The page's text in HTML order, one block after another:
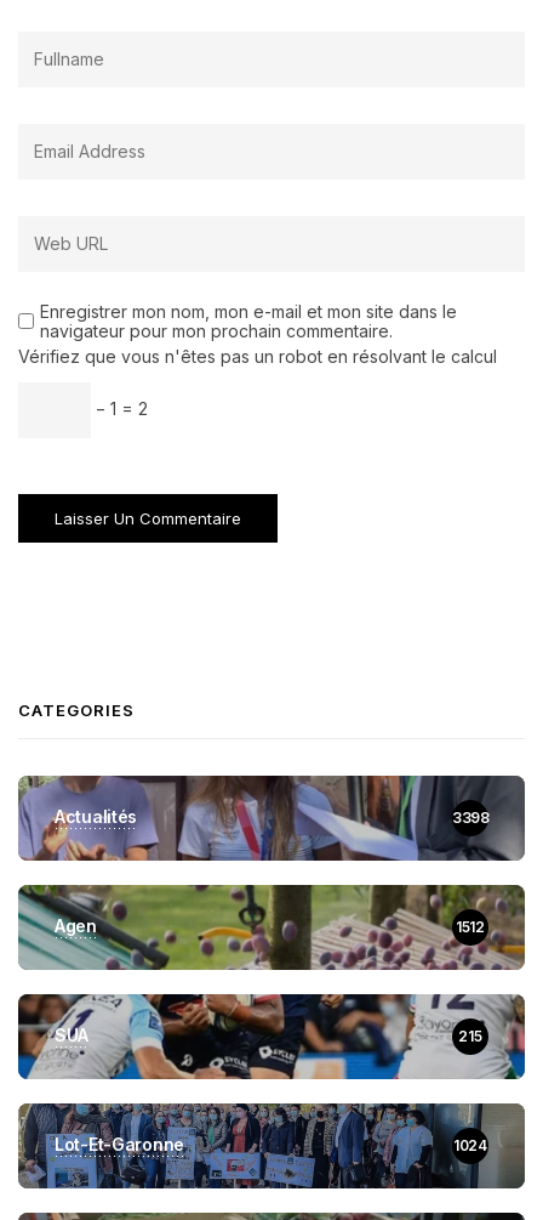
Enregistrer mon nom, mon e-mail et mon site dans le
navigateur pour mon prochain commentaire.
Vérifiez que vous n'êtes pas un robot en résolvant le calcul
− 1 = 2
CATEGORIES
Actualités 3398
Agen 1512
SUA 215
Lot-Et-Garonne 1024